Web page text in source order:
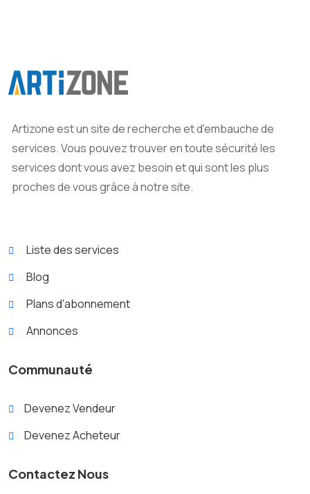
Artizone est un site de recherche et d'embauche de
services. Vous pouvez trouver en toute sécurité les
services dont vous avez besoin et qui sont les plus
proches de vous grâce à notre site.
Liste des services
Blog
Plans d'abonnement
Annonces
Communauté
Devenez Vendeur
Devenez Acheteur
Contactez Nous
Cookies & confidentialité